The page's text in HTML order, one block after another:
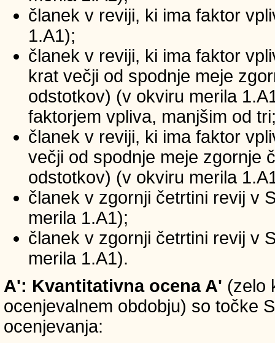
članek v reviji, ki ima faktor
1.A1);
članek v reviji, ki ima faktor
krat večji od spodnje meje
odstotkov) (v okviru merila
faktorjem vpliva, manjšim od
članek v reviji, ki ima faktor
večji od spodnje meje zgornje
odstotkov) (v okviru merila
članek v zgornji četrtini revij v
merila 1.A1);
članek v zgornji četrtini revij v
merila 1.A1).
A': Kvantitativna ocena A' (zelo
ocenjevalnem obdobju) so točke
ocenjevanja: